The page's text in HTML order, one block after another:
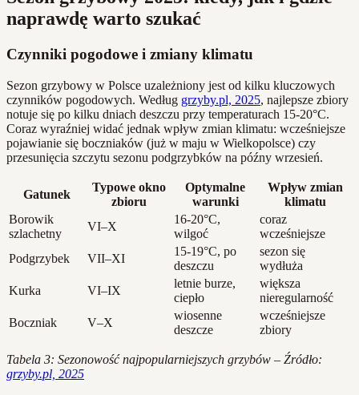
naprawdę warto szukać
Czynniki pogodowe i zmiany klimatu
Sezon grzybowy w Polsce uzależniony jest od kilku kluczowych
czynników pogodowych. Według grzyby.pl, 2025, najlepsze zbiory
notuje się po kilku dniach deszczu przy temperaturach 15-20°C.
Coraz wyraźniej widać jednak wpływ zmian klimatu: wcześniejsze
pojawianie się boczniaków (już w maju w Wielkopolsce) czy
przesunięcia szczytu sezonu podgrzybków na późny wrzesień.
Gatunek
Typowe okno
zbioru
Optymalne
warunki
Wpływ zmian
klimatu
Borowik
szlachetny
VI–X
16-20°C,
wilgoć
coraz
wcześniejsze
Podgrzybek
VII–XI
15-19°C, po
deszczu
sezon się
wydłuża
Kurka
VI–IX
letnie burze,
ciepło
większa
nieregularność
Boczniak
V–X
wiosenne
deszcze
wcześniejsze
zbiory
Tabela 3: Sezonowość najpopularniejszych grzybów – Źródło:
grzyby.pl, 2025